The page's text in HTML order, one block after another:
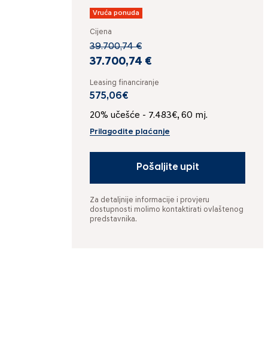
Vruća ponuda
Cijena
39.700,74 €
37.700,74 €
Leasing financiranje
575,06€
20% učešće - 7.483€, 60 mj.
Prilagodite plaćanje
Pošaljite upit
Za detaljnije informacije i provjeru
dostupnosti molimo kontaktirati ovlaštenog
predstavnika.